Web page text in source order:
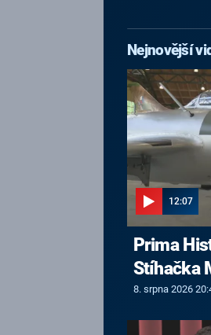
Nejnovější
12:07
Prima
Stíhačka
8. srpna 2026